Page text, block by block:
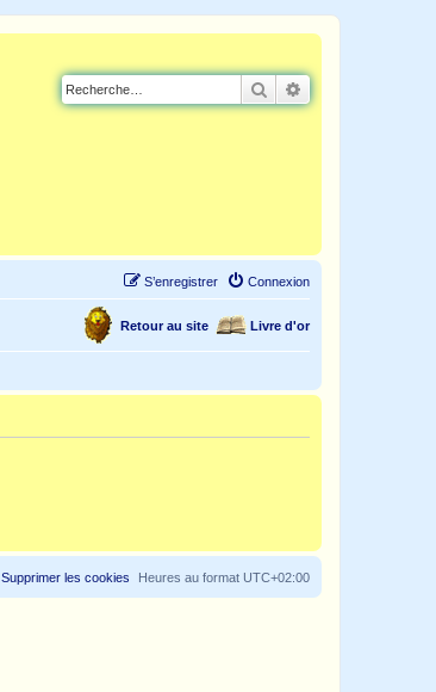
Rechercher
Connexion
S’enregistrer
Livre d'or
Retour au site
Heures au format UTC+02:00
Supprimer les cookies